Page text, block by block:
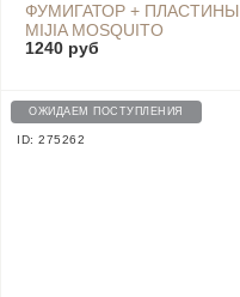
ФУМИГАТОР + ПЛАСТИНЫ
MIJIA MOSQUITO
REPELLENT - CVT4004CN
1240 руб
ОЖИДАЕМ ПОСТУПЛЕНИЯ
ID: 275262